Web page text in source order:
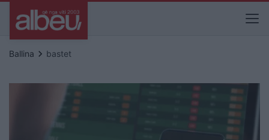
Ballina keyboard_arrow_right bastet